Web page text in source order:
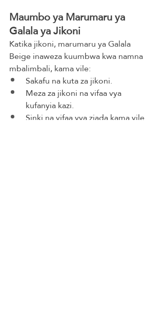
Maumbo ya Marumaru ya
Galala ya Jikoni
Katika jikoni, marumaru ya Galala
Beige inaweza kuumbwa kwa namna
mbalimbali, kama vile:
Sakafu na kuta za jikoni.
Meza za jikoni na vifaa vya
kufanyia kazi.
Sinki na vifaa vya ziada kama vile